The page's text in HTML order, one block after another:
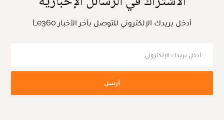
أدخل بريدك الإلكتروني للتوصل بآخر الأخبار Le360
أرسل